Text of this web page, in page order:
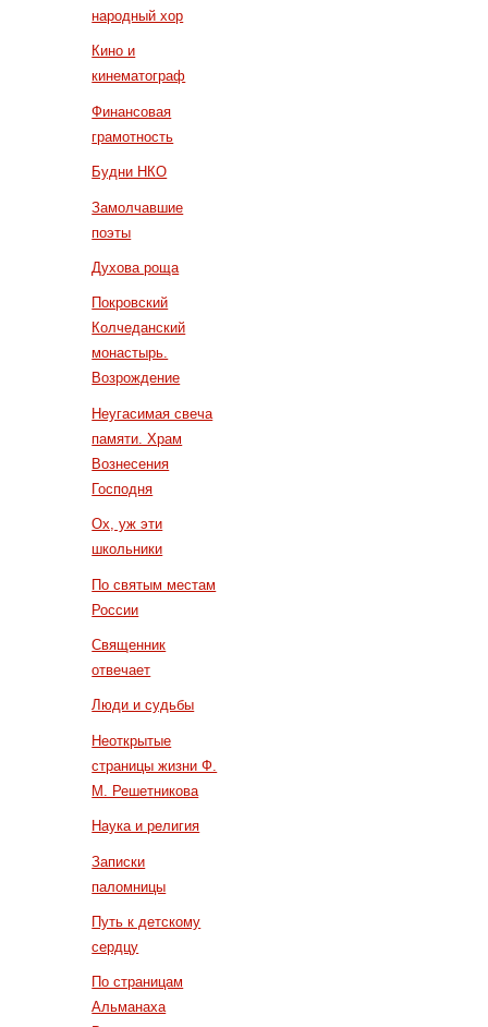
народный хор
Кино и
кинематограф
Финансовая
грамотность
Будни НКО
Замолчавшие
поэты
Духова роща
Покровский
Колчеданский
монастырь.
Возрождение
Неугасимая свеча
памяти. Храм
Вознесения
Господня
Ох, уж эти
школьники
По святым местам
России
Священник
отвечает
Люди и судьбы
Неоткрытые
страницы жизни Ф.
М. Решетникова
Наука и религия
Записки
паломницы
Путь к детскому
сердцу
По страницам
Альманаха